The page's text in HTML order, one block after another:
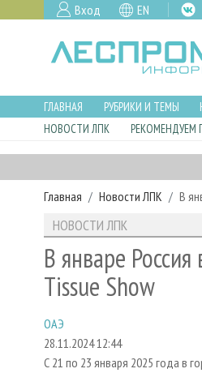
Вход EN
ГЛАВНАЯ РУБРИКИ И ТЕМЫ
НОВОСТИ ЛПК
РЕКОМЕНДУЕМ
Главная Новости ЛПК В
НОВОСТИ ЛПК
В январе
Tissue Show
ОАЭ
28.11.2024 12:44
С 21 по 23 января 2025 года в